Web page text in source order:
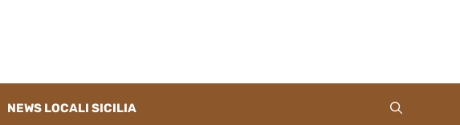
NEWS LOCALI SICILIA